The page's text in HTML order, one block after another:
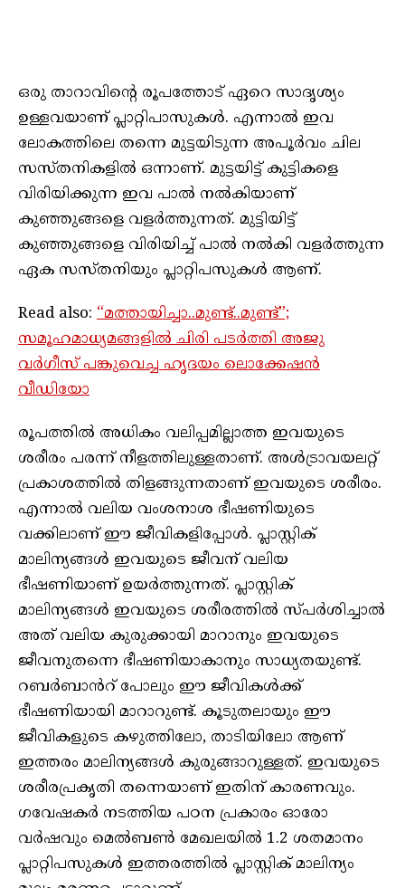
ഒരു താറാവിന്റെ രൂപത്തോട് ഏറെ സാദൃശ്യം
ഉള്ളവയാണ് പ്ലാറ്റിപാസുകൾ. എന്നാൽ ഇവ
ലോകത്തിലെ തന്നെ മുട്ടയിടുന്ന അപൂർവം ചില
സസ്തനികളിൽ ഒന്നാണ്. മുട്ടയിട്ട് കുട്ടികളെ
വിരിയിക്കുന്ന ഇവ പാൽ നൽകിയാണ്
കുഞ്ഞുങ്ങളെ വളർത്തുന്നത്. മുട്ടിയിട്ട്
കുഞ്ഞുങ്ങളെ വിരിയിച്ച് പാൽ നൽകി വളർത്തുന്ന
ഏക സസ്തനിയും പ്ലാറ്റിപസുകൾ ആണ്.
Read also: “മത്തായിച്ചാ..മുണ്ട്..മുണ്ട്”;
സമൂഹമാധ്യമങ്ങളിൽ ചിരി പടർത്തി അജു
വർഗീസ് പങ്കുവെച്ച ഹൃദയം ലൊക്കേഷൻ
വീഡിയോ
രൂപത്തിൽ അധികം വലിപ്പമില്ലാത്ത ഇവയുടെ
ശരീരം പരന്ന് നീളത്തിലുള്ളതാണ്. അൾട്രാവയലറ്റ്
പ്രകാശത്തിൽ തിളങ്ങുന്നതാണ് ഇവയുടെ ശരീരം.
എന്നാൽ വലിയ വംശനാശ ഭീഷണിയുടെ
വക്കിലാണ് ഈ ജീവികളിപ്പോൾ. പ്ലാസ്റ്റിക്
മാലിന്യങ്ങൾ ഇവയുടെ ജീവന് വലിയ
ഭീഷണിയാണ് ഉയർത്തുന്നത്. പ്ലാസ്റ്റിക്
മാലിന്യങ്ങൾ ഇവയുടെ ശരീരത്തിൽ സ്പർശിച്ചാൽ
അത് വലിയ കുരുക്കായി മാറാനും ഇവയുടെ
ജീവനുതന്നെ ഭീഷണിയാകാനും സാധ്യതയുണ്ട്.
റബർബാൻറ് പോലും ഈ ജീവികൾക്ക്
ഭീഷണിയായി മാറാറുണ്ട്. കൂടുതലായും ഈ
ജീവികളുടെ കഴുത്തിലോ, താടിയിലോ ആണ്
ഇത്തരം മാലിന്യങ്ങൾ കുരുങ്ങാറുള്ളത്. ഇവയുടെ
ശരീരപ്രകൃതി തന്നെയാണ് ഇതിന് കാരണവും.
ഗവേഷകർ നടത്തിയ പഠന പ്രകാരം ഓരോ
വർഷവും മെൽബൺ മേഖലയിൽ 1.2 ശതമാനം
പ്ലാറ്റിപസുകൾ ഇത്തരത്തിൽ പ്ലാസ്റ്റിക് മാലിന്യം